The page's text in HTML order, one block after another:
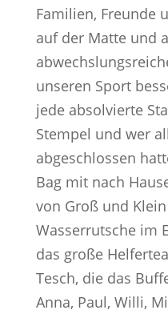
Familien, Freunde
auf der Matte und
unseren Sport
jede absolvierte
Stempel und wer
abgeschlossen
Bag mit nach
von Groß und
Wasserrutsche im
das große
Tesch, die das
Anna, Paul, Willi,